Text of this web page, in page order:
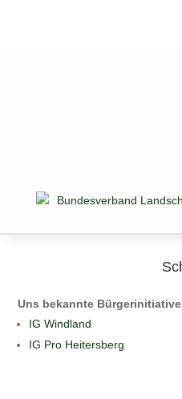
Uns bekannte
IG Windland
IG Pro Heitersberg